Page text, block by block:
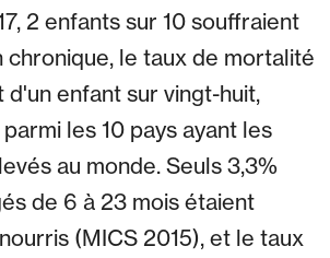
2 enfants sur 10 souffraient
chronique, le taux de mortalité
d'un enfant sur vingt-huit,
les 10 pays ayant les
au monde. Seuls 3,3%
de 6 à 23 mois étaient
(MICS 2015), et le taux